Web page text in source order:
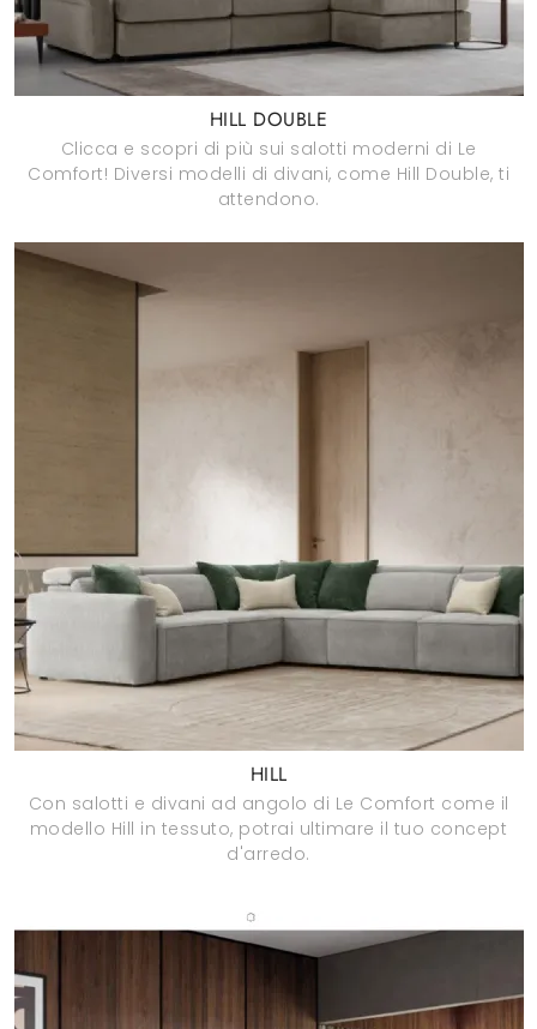
HILL DOUBLE
Clicca e scopri di più sui salotti moderni di Le
Comfort! Diversi modelli di divani, come Hill Double, ti
attendono.
HILL
Con salotti e divani ad angolo di Le Comfort come il
modello Hill in tessuto, potrai ultimare il tuo concept
d'arredo.